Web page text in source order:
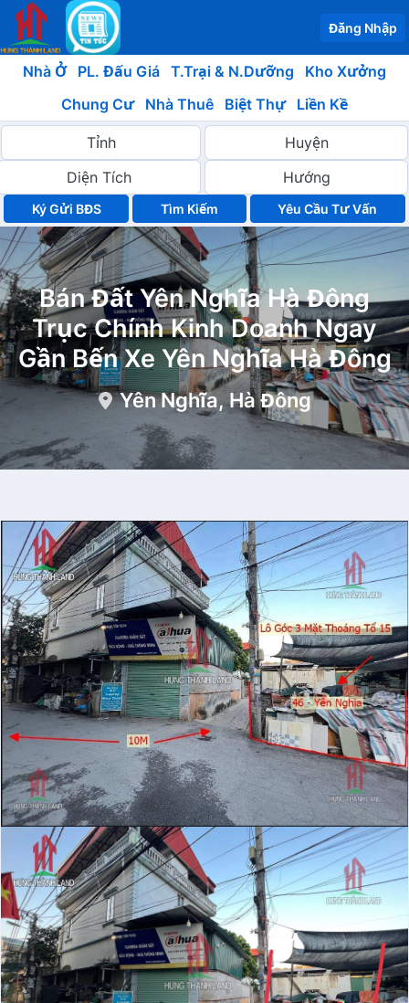
Đăng Nhập
Nhà Ở PL. Đấu Giá T.Trại & N.Dưỡng
Kho Xưởng
Chung Cư
Nhà Thuê Biệt Thự Liền Kề
Ký Gửi BĐS Yêu Cầu Tư Vấn
Bán Đất Yên Nghĩa Hà Đông
Trục Chính Kinh Doanh Ngay
Gần Bến Xe Yên Nghĩa Hà Đông
Yên Nghĩa, Hà Đông